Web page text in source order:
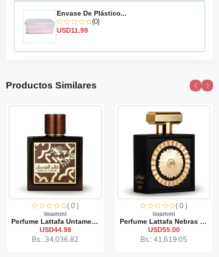
Envase De Plástico...
(0)
USD11.99
Productos Similares
( 0 )
tioammi
Perfume Lattafa Untamed 1...
USD44.98
Bs.: 34,036.82
( 0 )
tioammi
Perfume Lattafa Nebras 10...
USD55.00
Bs.: 41,619.05